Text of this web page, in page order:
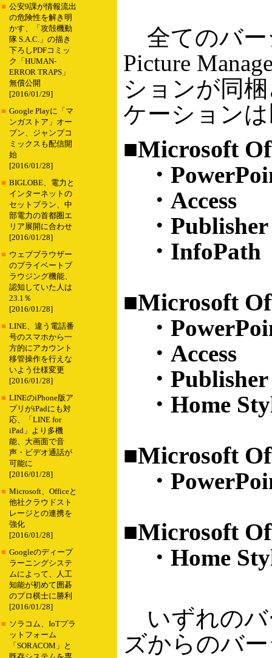
■ 公安9課が情報流出
の危険性を解き明
かす、「攻殻機動
隊 S.A.C.」の描き
下ろしPDFコミッ
ク「HUMAN-
ERROR TRAPS」
無償公開
[2016/01/29]
■ Google Playに「マ
ンガストア」オー
プン、ジャンプコ
ミックスも配信開
始
[2016/01/28]
■ BIGLOBE、電力と
インターネットの
セットプラン、中
部電力の首都圏エ
リア展開に合わせ
[2016/01/28]
■ ウェブブラウザー
のプライベートブ
ラウジング機能、
認知していた人は
23.1％
[2016/01/28]
■ LINE、違う電話番
号のスマホから一
方的にアカウント
移管操作を行えな
いよう仕様変更
[2016/01/28]
■ LINEのiPhone版ア
プリがiPadにも対
応、「LINE for
iPad」より多機
能、大画面で音
声・ビデオ通話が
可能に
[2016/01/28]
■ Microsoft、Officeと
他社クラウドスト
レージとの連携を
強化
[2016/01/28]
■ Googleのディープ
ラーニングシステ
ムによって、人工
知能が初めて囲碁
のプロ棋士に勝利
[2016/01/28]
■ ソラコム、IoTプラ
ットフォーム
「SORACOM」と
全てのバー
Picture
ションが同
ケーション
■Microsoft
・
・Access
・Publisher
・InfoPath
■Microsoft
・
・Access
・Publisher
・Home
■Microsoft
・
■Microsoft
・Home
いずれのバ
ズからのバ